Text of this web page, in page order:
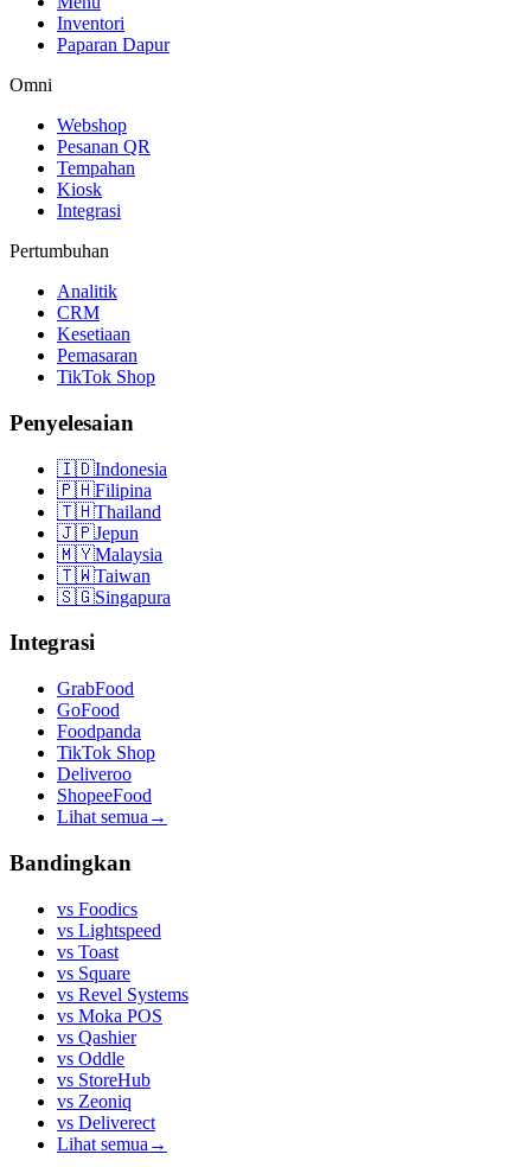
Inventori
Paparan Dapur
Omni
Webshop
Pesanan QR
Tempahan
Kiosk
Integrasi
Pertumbuhan
Analitik
CRM
Kesetiaan
Pemasaran
TikTok Shop
Penyelesaian
🇮🇩Indonesia
🇵🇭Filipina
🇹🇭Thailand
🇯🇵Jepun
🇲🇾Malaysia
🇹🇼Taiwan
🇸🇬Singapura
Integrasi
GrabFood
GoFood
Foodpanda
TikTok Shop
Deliveroo
ShopeeFood
Lihat semua →
Bandingkan
vs Foodics
vs Lightspeed
vs Toast
vs Square
vs Revel Systems
vs Moka POS
vs Qashier
vs Oddle
vs StoreHub
vs Zeoniq
vs Deliverect
Lihat semua →